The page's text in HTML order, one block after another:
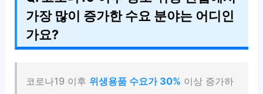
가장 많이 증가한 수요 분야는 어디인
가요?
코로나19 이후 위생용품 수요가 30% 이상 증가하